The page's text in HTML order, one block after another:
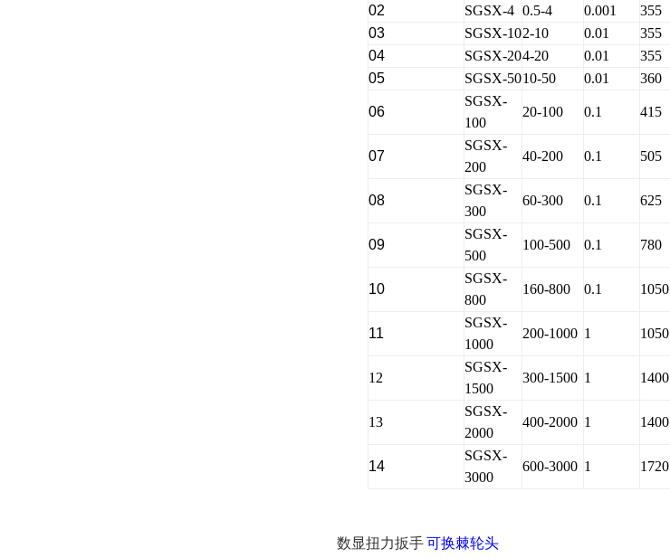
02
SGSX-4 0.5-4 0.001 355
03
SGSX-102-10 0.01 355
04
SGSX-204-20 0.01 355
05
SGSX-5010-50 0.01 360
06
SGSX-
100
20-100 0.1 415
07
SGSX-
200
40-200 0.1 505
08
SGSX-
300
60-300 0.1 625
09
SGSX-
500
100-500 0.1 780
10
SGSX-
800
160-800 0.1 1050
11
SGSX-
1000
200-1000 1 1050
12
SGSX-
1500
300-1500 1 1400
13
SGSX-
2000
400-2000 1 1400
14
SGSX-
3000
600-3000 1 1720
数显扭力扳手可换棘轮头